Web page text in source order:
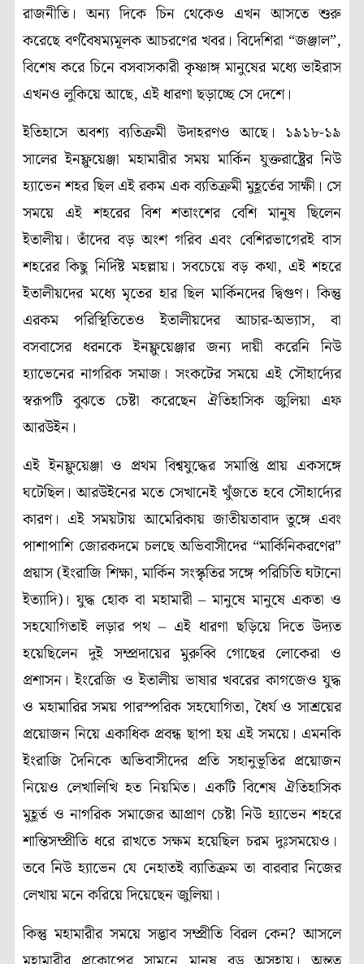
রাজনীতি। অন্য দিকে চিন থেকেও এখন আসতে শুরু
করেছে বর্ণবৈষম্যমূলক আচরণের খবর। বিদেশিরা “জঞ্জাল”,
বিশেষ করে চিনে বসবাসকারী কৃষ্ণাঙ্গ মানুষের মধ্যে ভাইরাস
এখনও লুকিয়ে আছে, এই ধারণা ছড়াচ্ছে সে দেশে।
ইতিহাসে অবশ্য ব্যতিক্রমী উদাহরণও আছে। ১৯১৮-১৯
সালের ইনফ্লুয়েঞ্জা মহামারীর সময় মার্কিন যুক্তরাষ্ট্রের নিউ
হ্যাভেন শহর ছিল এই রকম এক ব্যতিক্রমী মুহূর্তের সাক্ষী। সে
সময়ে এই শহরের বিশ শতাংশের বেশি মানুষ ছিলেন
ইতালীয়। তাঁদের বড় অংশ গরিব এবং বেশিরভাগেরই বাস
শহরের কিছু নির্দিষ্ট মহল্লায়। সবচেয়ে বড় কথা, এই শহরে
ইতালীয়দের মধ্যে মৃতের হার ছিল মার্কিনদের দ্বিগুণ। কিন্তু
এরকম পরিস্থিতিতেও ইতালীয়দের আচার-অভ্যাস, বা
বসবাসের ধরনকে ইনফ্লুয়েঞ্জার জন্য দায়ী করেনি নিউ
হ্যাভেনের নাগরিক সমাজ। সংকটের সময়ে এই সৌহার্দ্যের
স্বরূপটি বুঝতে চেষ্টা করেছেন ঐতিহাসিক জুলিয়া এফ
আরউইন।
এই ইনফ্লুয়েঞ্জা ও প্রথম বিশ্বযুদ্ধের সমাপ্তি প্রায় একসঙ্গে
ঘটেছিল। আরউইনের মতে সেখানেই খুঁজতে হবে সৌহার্দ্যের
কারণ। এই সময়টায় আমেরিকায় জাতীয়তাবাদ তুঙ্গে এবং
পাশাপাশি জোরকদমে চলছে অভিবাসীদের “মার্কিনিকরণের”
প্রয়াস (ইংরাজি শিক্ষা, মার্কিন সংস্কৃতির সঙ্গে পরিচিতি ঘটানো
ইত্যাদি)। যুদ্ধ হোক বা মহামারী – মানুষে মানুষে একতা ও
সহযোগিতাই লড়ার পথ – এই ধারণা ছড়িয়ে দিতে উদ্যত
হয়েছিলেন দুই সম্প্রদায়ের মুরুব্বি গোছের লোকেরা ও
প্রশাসন। ইংরেজি ও ইতালীয় ভাষার খবরের কাগজেও যুদ্ধ
ও মহামারির সময় পারস্পরিক সহযোগিতা, ধৈর্য ও সাশ্রয়ের
প্রয়োজন নিয়ে একাধিক প্রবন্ধ ছাপা হয় এই সময়ে। এমনকি
ইংরাজি দৈনিকে অভিবাসীদের প্রতি সহানুভূতির প্রয়োজন
নিয়েও লেখালিখি হত নিয়মিত। একটি বিশেষ ঐতিহাসিক
মুহূর্ত ও নাগরিক সমাজের আপ্রাণ চেষ্টা নিউ হ্যাভেন শহরে
শান্তিসম্প্রীতি ধরে রাখতে সক্ষম হয়েছিল চরম দুঃসময়েও।
তবে নিউ হ্যাভেন যে নেহাতই ব্যাতিক্রম তা বারবার নিজের
লেখায় মনে করিয়ে দিয়েছেন জুলিয়া।
কিন্তু মহামারীর সময়ে সদ্ভাব সম্প্রীতি বিরল কেন? আসলে